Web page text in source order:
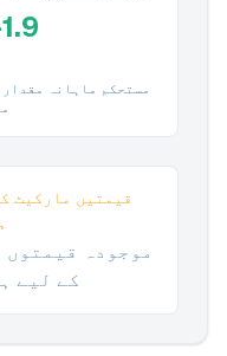
مستحکم ماہانہ
قیمتیں مارکیٹ
موجودہ
کے لیے